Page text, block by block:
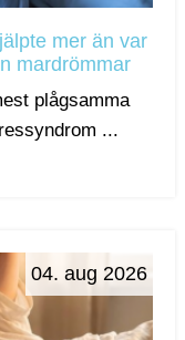
mer än var
mardrömmar
plågsamma
...
04. aug 2026